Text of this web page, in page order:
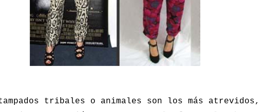
tribales o animales son los más atrevidos,